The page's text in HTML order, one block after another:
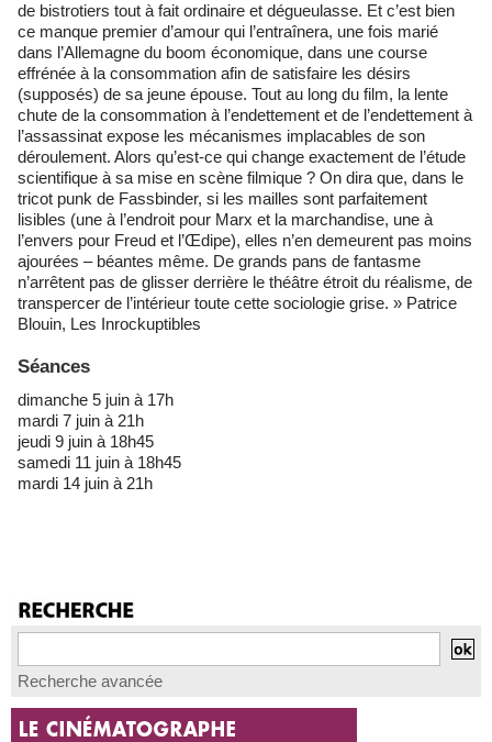
de bistrotiers tout à fait ordinaire et dégueulasse. Et c’est bien
ce manque premier d’amour qui l’entraînera, une fois marié
dans l’Allemagne du boom économique, dans une course
effrénée à la consommation afin de satisfaire les désirs
(supposés) de sa jeune épouse. Tout au long du film, la lente
chute de la consommation à l’endettement et de l’endettement à
l’assassinat expose les mécanismes implacables de son
déroulement. Alors qu’est-ce qui change exactement de l’étude
scientifique à sa mise en scène filmique ? On dira que, dans le
tricot punk de Fassbinder, si les mailles sont parfaitement
lisibles (une à l’endroit pour Marx et la marchandise, une à
l’envers pour Freud et l’Œdipe), elles n’en demeurent pas moins
ajourées – béantes même. De grands pans de fantasme
n’arrêtent pas de glisser derrière le théâtre étroit du réalisme, de
transpercer de l’intérieur toute cette sociologie grise. » Patrice
Blouin, Les Inrockuptibles
Séances
dimanche 5 juin à 17h
mardi 7 juin à 21h
jeudi 9 juin à 18h45
samedi 11 juin à 18h45
mardi 14 juin à 21h
Recherche avancée